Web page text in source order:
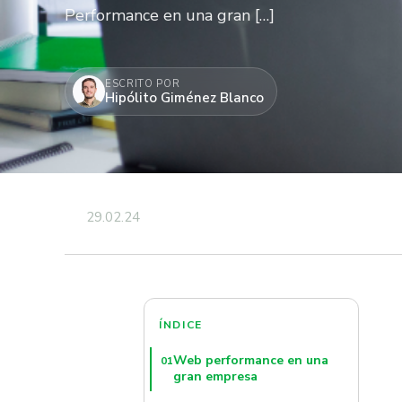
Performance en una gran […]
ESCRITO POR
Hipólito Giménez Blanco
29.02.24
ÍNDICE
01Web performance en una
gran empresa